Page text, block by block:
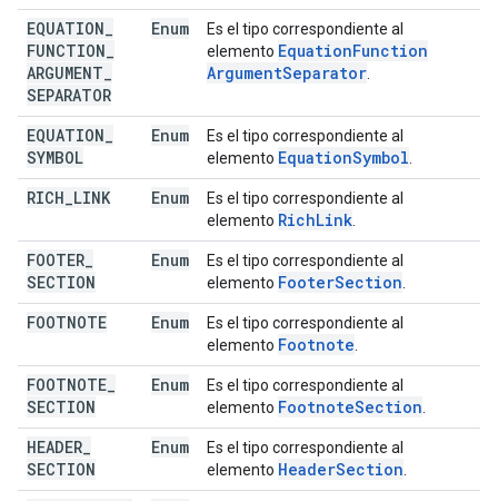
EQUATION
FUNCTION
ARGUMENT
SEPARATOR
Enum
Es el tipo correspondiente al
elemento EquationFunction
ArgumentSeparator
EQUATION
SYMBOL
Enum
Es el tipo correspondiente al
elemento EquationSymbol
RICH LINK Enum
Es el tipo correspondiente al
elemento RichLink
FOOTER
SECTION
Enum
Es el tipo correspondiente al
elemento FooterSection
FOOTNOTE Enum
Es el tipo correspondiente al
elemento Footnote
FOOTNOTE
SECTION
Enum
Es el tipo correspondiente al
elemento FootnoteSection
HEADER
SECTION
Enum
Es el tipo correspondiente al
elemento HeaderSection